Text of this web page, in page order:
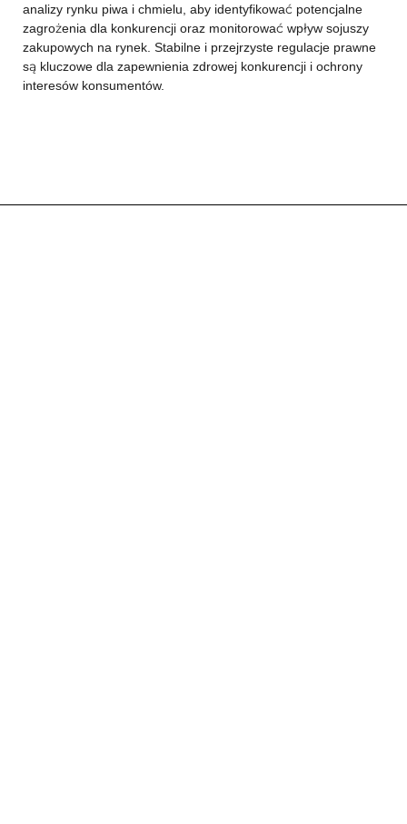
analizy rynku piwa i chmielu, aby identyfikować potencjalne
zagrożenia dla konkurencji oraz monitorować wpływ sojuszy
zakupowych na rynek. Stabilne i przejrzyste regulacje prawne
są kluczowe dla zapewnienia zdrowej konkurencji i ochrony
interesów konsumentów.